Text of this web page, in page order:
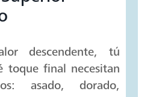
descendente, tú
toque final necesitan
asado, dorado,